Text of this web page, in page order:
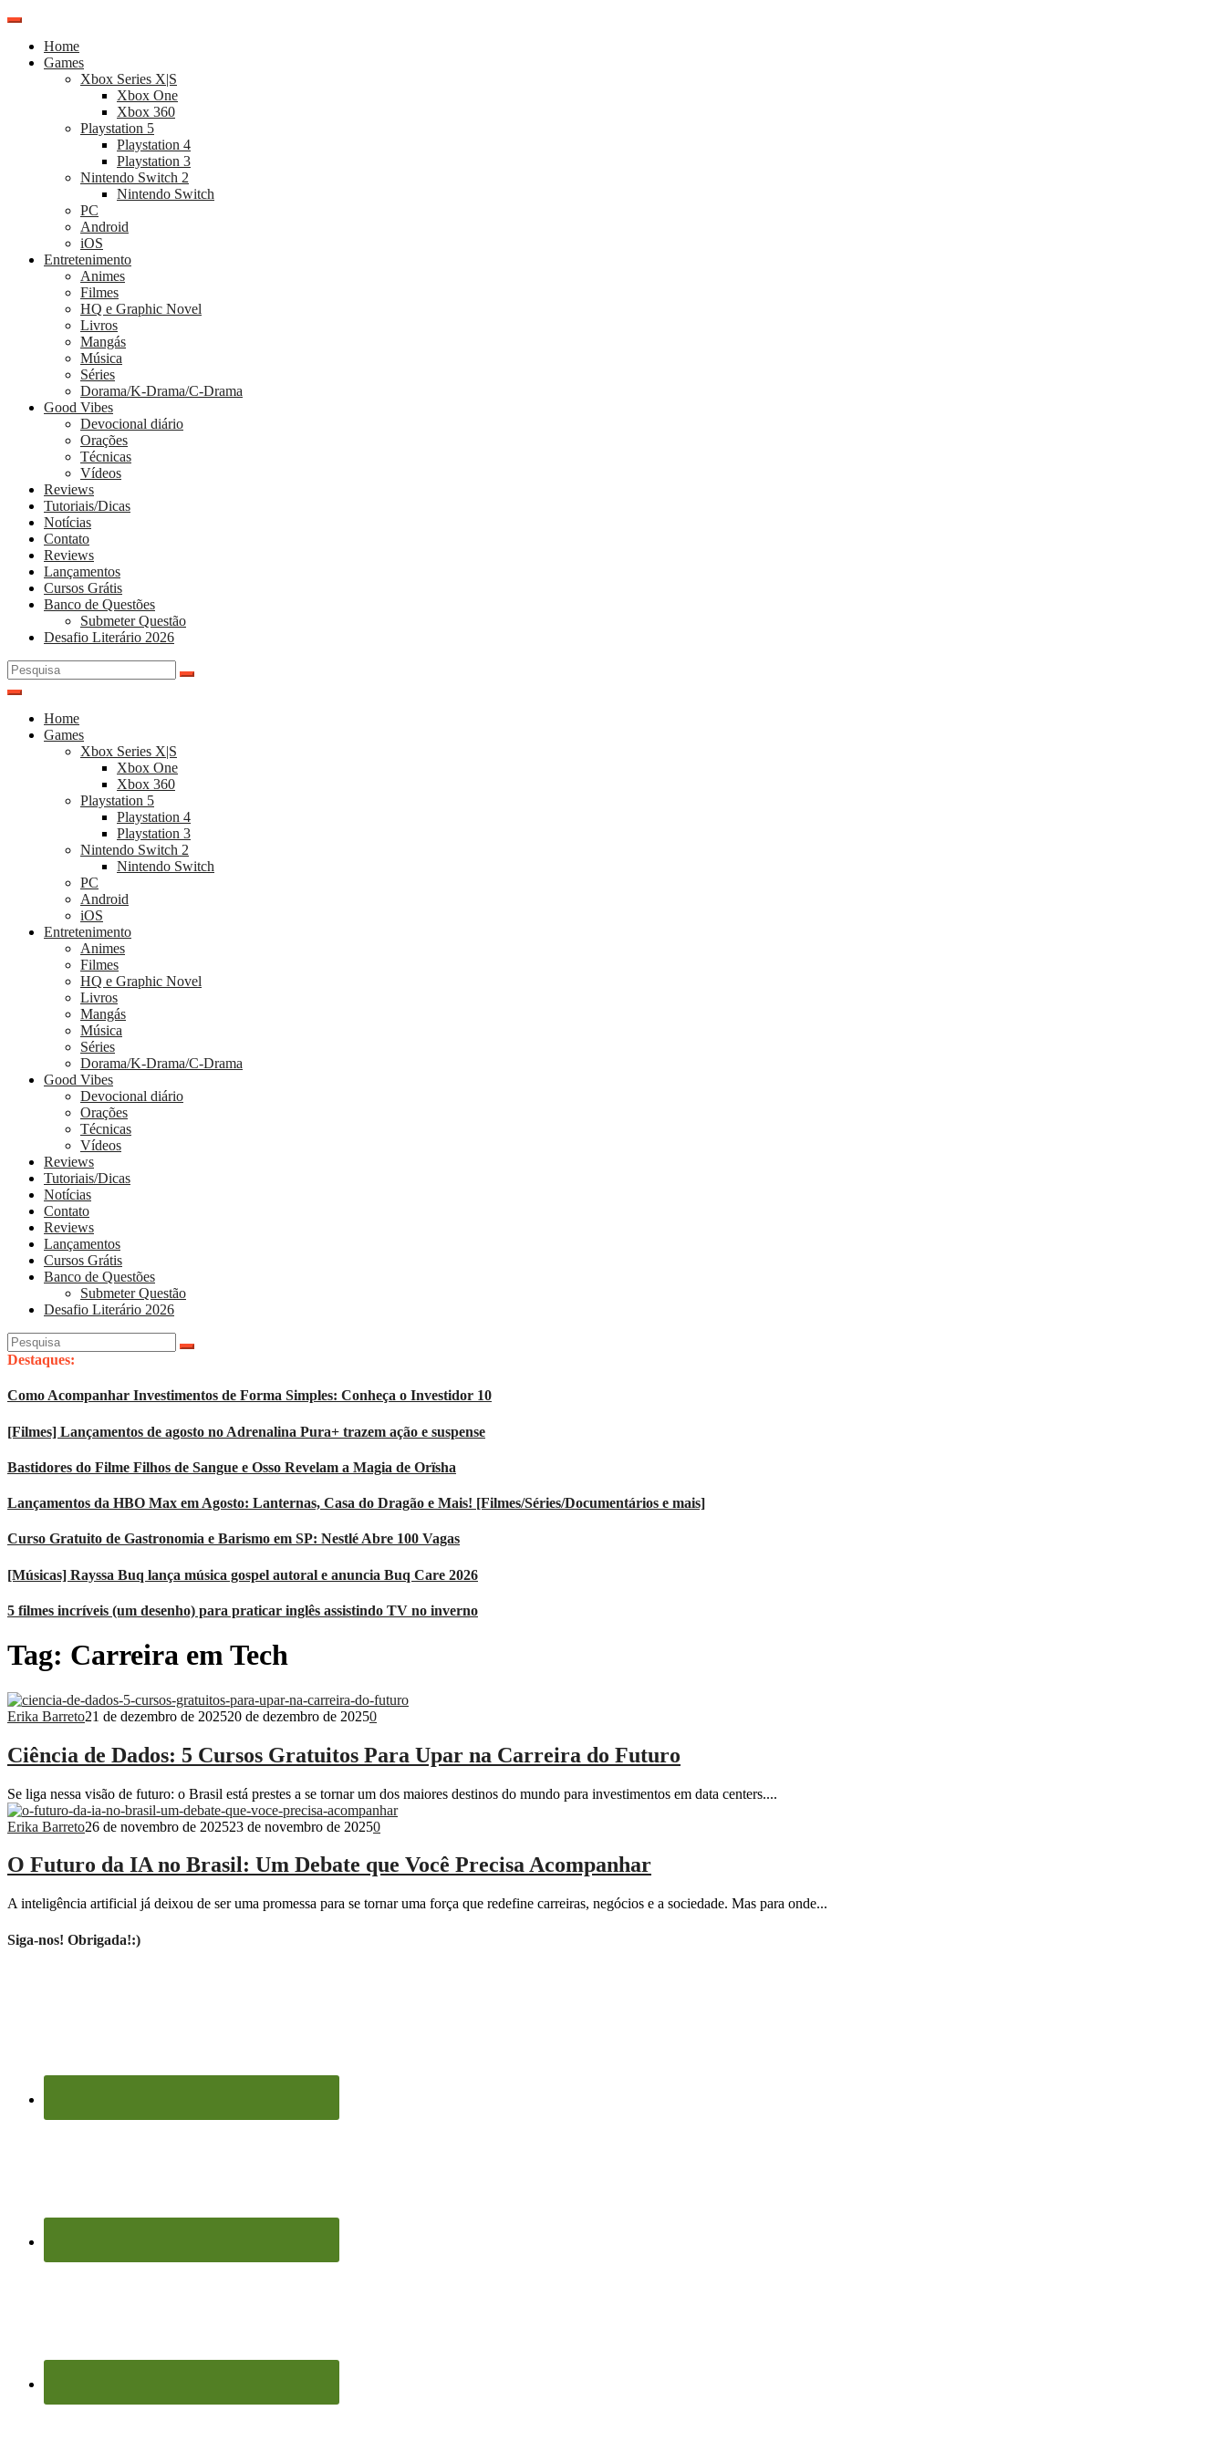
Pular
conteúdo
Home
Games
Xbox Series X|S
Xbox One
Xbox 360
Playstation 5
Playstation 4
Playstation 3
Nintendo Switch 2
Nintendo Switch
PC
Android
iOS
Entretenimento
Animes
Filmes
HQ e Graphic Novel
Livros
Mangás
Música
Séries
Dorama/K-Drama/C-Drama
Good Vibes
Devocional diário
Orações
Técnicas
Vídeos
Reviews
Tutoriais/Dicas
Notícias
Contato
Reviews
Lançamentos
Cursos Grátis
Banco de Questões
Submeter Questão
Desafio Literário 2026
Pesquisar
por:
Home
Games
Xbox Series X|S
Xbox One
Xbox 360
Playstation 5
Playstation 4
Playstation 3
Nintendo Switch 2
Nintendo Switch
PC
Android
iOS
Entretenimento
Animes
Filmes
HQ e Graphic Novel
Livros
Mangás
Música
Séries
Dorama/K-Drama/C-Drama
Good Vibes
Devocional diário
Orações
Técnicas
Vídeos
Reviews
Tutoriais/Dicas
Notícias
Contato
Reviews
Lançamentos
Cursos Grátis
Banco de Questões
Submeter Questão
Desafio Literário 2026
Pesquisar
por:
Destaques:
Como Acompanhar Investimentos de Forma Simples: Conheça o Investidor 10
[Filmes] Lançamentos de agosto no Adrenalina Pura+ trazem ação e suspense
Bastidores do Filme Filhos de Sangue e Osso Revelam a Magia de Orïsha
Lançamentos da HBO Max em Agosto: Lanternas, Casa do Dragão e Mais! [Filmes/Séries/Documentários e mais]
Curso Gratuito de Gastronomia e Barismo em SP: Nestlé Abre 100 Vagas
[Músicas] Rayssa Buq lança música gospel autoral e anuncia Buq Care 2026
5 filmes incríveis (um desenho) para praticar inglês assistindo TV no inverno
Tag: Carreira em Tech
Erika Barreto21 de dezembro de 202520 de dezembro de 20250
Ciência de Dados: 5 Cursos Gratuitos Para Upar na Carreira do Futuro
Se liga nessa visão de futuro: o Brasil está prestes a se tornar um dos maiores destinos do mundo para investimentos em data centers....
Erika Barreto26 de novembro de 202523 de novembro de 20250
O Futuro da IA no Brasil: Um Debate que Você Precisa Acompanhar
A inteligência artificial já deixou de ser uma promessa para se tornar uma força que redefine carreiras, negócios e a sociedade. Mas para onde...
Siga-nos! Obrigada!:)